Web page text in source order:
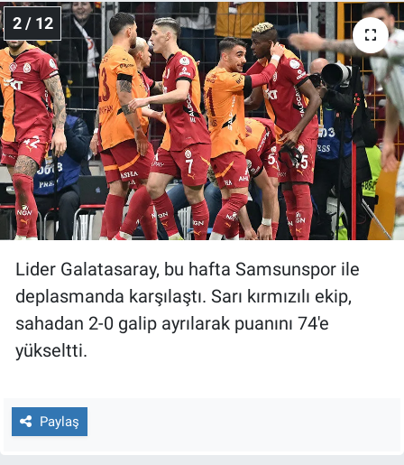
2 / 12
Lider Galatasaray, bu hafta Samsunspor ile
deplasmanda karşılaştı. Sarı kırmızılı ekip,
sahadan 2-0 galip ayrılarak puanını 74'e
yükseltti.
Paylaş
Türkiye'nin Gündemi
Yerel Gündem
Yerel Yaşam
Canlı Yayın